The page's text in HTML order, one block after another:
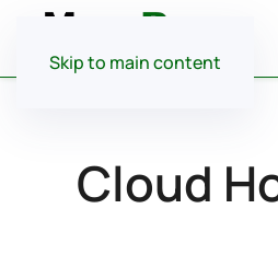
Skip to main content
Cloud